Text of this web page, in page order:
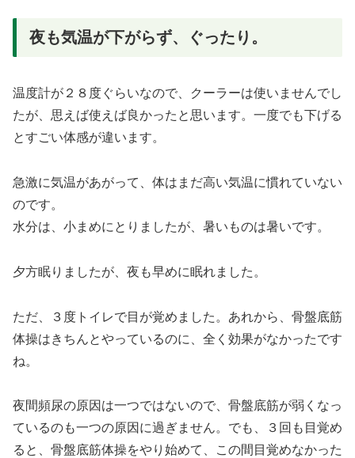
夜も気温が下がらず、ぐったり。
温度計が２８度ぐらいなので、クーラーは使いませんでし
たが、思えば使えば良かったと思います。一度でも下げる
とすごい体感が違います。
急激に気温があがって、体はまだ高い気温に慣れていない
のです。
水分は、小まめにとりましたが、暑いものは暑いです。
夕方眠りましたが、夜も早めに眠れました。
ただ、３度トイレで目が覚めました。あれから、骨盤底筋
体操はきちんとやっているのに、全く効果がなかったです
ね。
夜間頻尿の原因は一つではないので、骨盤底筋が弱くなっ
ているのも一つの原因に過ぎません。でも、３回も目覚め
ると、骨盤底筋体操をやり始めて、この間目覚めなかった